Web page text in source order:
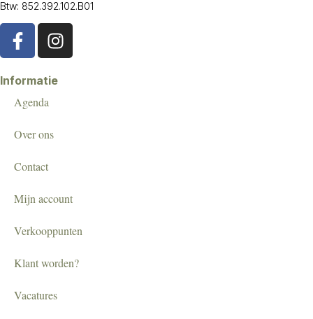
Btw: 852.392.102.B01
Informatie
Agenda
Over ons
Contact
Mijn account
Verkooppunten
Klant worden?
Vacatures